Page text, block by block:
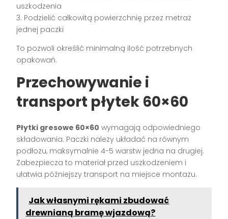
uszkodzenia
3. Podzielić całkowitą powierzchnię przez metraż
jednej paczki
To pozwoli określić minimalną ilość potrzebnych
opakowań.
Przechowywanie i
transport płytek 60×60
Płytki gresowe 60×60 wymagają odpowiedniego
składowania. Paczki należy układać na równym
podłożu, maksymalnie 4-5 warstw jedna na drugiej.
Zabezpiecza to materiał przed uszkodzeniem i
ułatwia późniejszy transport na miejsce montażu.
Jak własnymi rękami zbudować
drewnianą bramę wjazdową?